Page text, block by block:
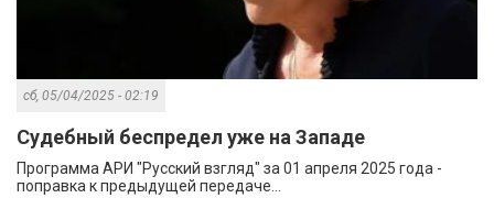
сб, 05/04/2025 - 02:19
Судебный беспредел уже на Западе
Программа АРИ "Русский взгляд" за 01 апреля 2025 года -
поправка к предыдущей передаче...